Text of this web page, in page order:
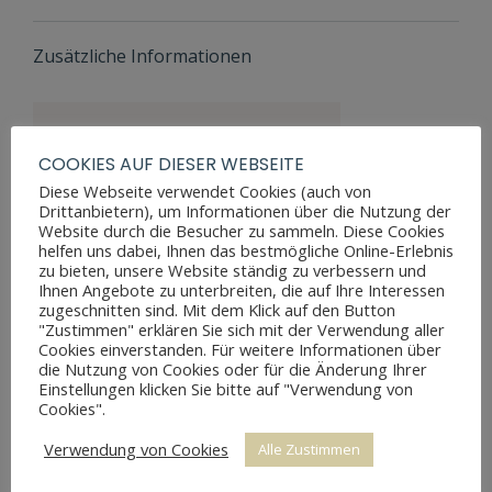
Zusätzliche Informationen
Maße
Breite
36 cm
Maße Tiefe
4,5 cm
Materialien
Holz
Zustand
Farbe
teilweise
abgeblättert
Preis
COOKIES AUF DIESER WEBSEITE
Diese Webseite verwendet Cookies (auch von
Drittanbietern), um Informationen über die Nutzung der
Website durch die Besucher zu sammeln. Diese Cookies
helfen uns dabei, Ihnen das bestmögliche Online-Erlebnis
zu bieten, unsere Website ständig zu verbessern und
Ihnen Angebote zu unterbreiten, die auf Ihre Interessen
zugeschnitten sind. Mit dem Klick auf den Button
"Zustimmen" erklären Sie sich mit der Verwendung aller
Cookies einverstanden. Für weitere Informationen über
die Nutzung von Cookies oder für die Änderung Ihrer
Einstellungen klicken Sie bitte auf "Verwendung von
Cookies".
Verwendung von Cookies
Alle Zustimmen